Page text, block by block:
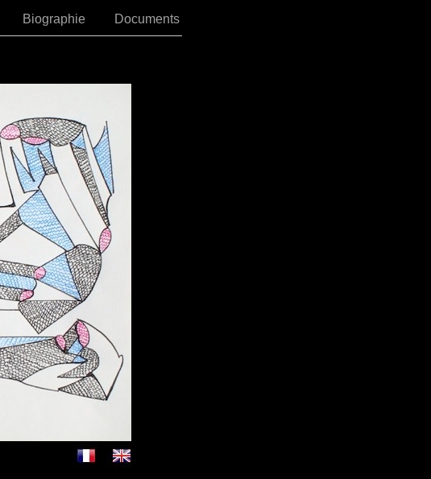
Biographie Documents